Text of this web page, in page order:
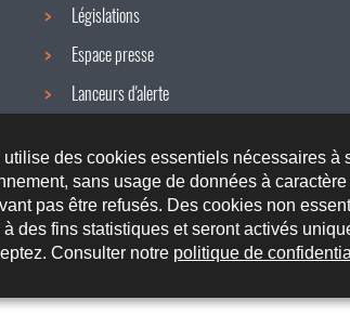
utilise des cookies essentiels nécessaires à
sans usage de données à
pas être refusés. Des cookies non
à des fins statistiques et seront activés
Consulter notre politique de
Législations
Espace presse
Lanceurs d'alerte
Accessibilité Aspects légaux Protection des